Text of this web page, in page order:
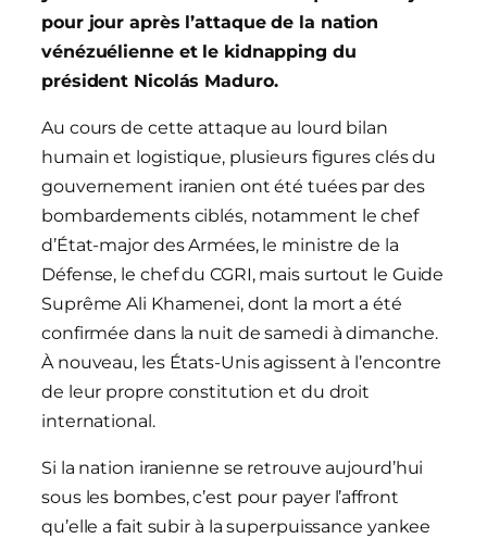
pour jour après l’attaque de la nation
vénézuélienne et le kidnapping du
président Nicolás Maduro.
Au cours de cette attaque au lourd bilan
humain et logistique, plusieurs figures clés du
gouvernement iranien ont été tuées par des
bombardements ciblés, notamment le chef
d’État-major des Armées, le ministre de la
Défense, le chef du CGRI, mais surtout le Guide
Suprême Ali Khamenei, dont la mort a été
confirmée dans la nuit de samedi à dimanche.
À nouveau, les États-Unis agissent à l’encontre
de leur propre constitution et du droit
international.
Si la nation iranienne se retrouve aujourd’hui
sous les bombes, c’est pour payer l’affront
qu’elle a fait subir à la superpuissance yankee